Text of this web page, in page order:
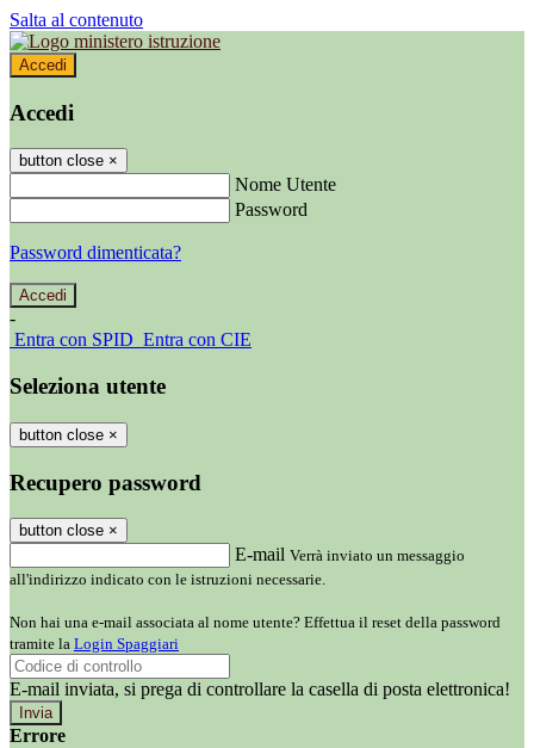
Salta al contenuto
Accedi
Accedi
button close ×
Nome Utente
Password
Password dimenticata?
-
Entra con SPID Entra con CIE
Seleziona utente
button close ×
Recupero password
button close ×
E-mail Verrà inviato un messaggio
all'indirizzo indicato con le istruzioni necessarie.
Non hai una e-mail associata al nome utente? Effettua il reset della password
tramite la Login Spaggiari
E-mail inviata, si prega di controllare la casella di posta elettronica!
Errore